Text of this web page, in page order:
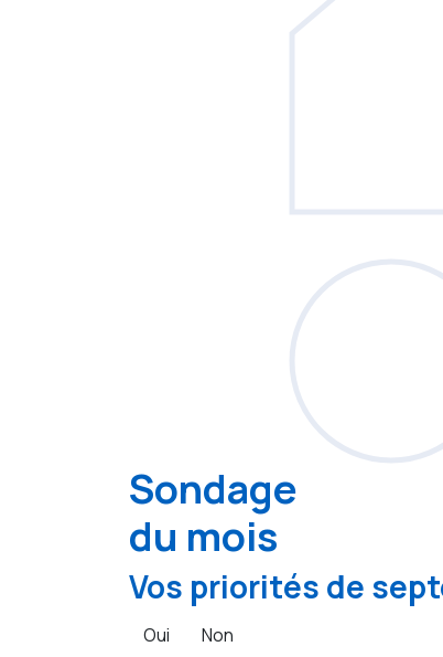
Sondage
du mois
Vos priorités de
Oui Non